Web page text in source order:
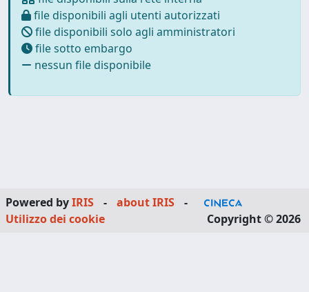
file disponibili agli utenti autorizzati
file disponibili solo agli amministratori
file sotto embargo
nessun file disponibile
Powered byIRIS - about IRIS
-
Utilizzo dei cookie
Copyright © 2026